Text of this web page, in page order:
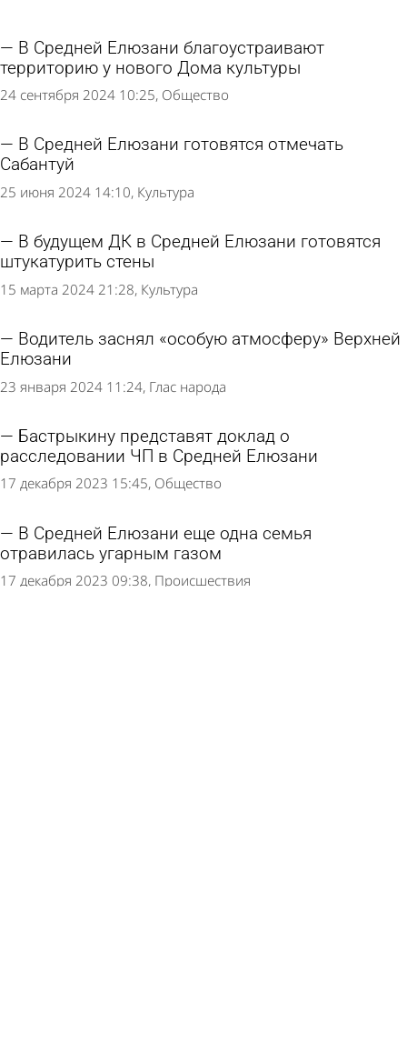
В Средней Елюзани благоустраивают
территорию у нового Дома культуры
24 сентября 2024 10:25 Общество
В Средней Елюзани готовятся отмечать
Сабантуй
25 июня 2024 14:10 Культура
В будущем ДК в Средней Елюзани готовятся
штукатурить стены
15 марта 2024 21:28 Культура
Водитель заснял «особую атмосферу» Верхней
Елюзани
23 января 2024 11:24 Глас народа
Бастрыкину представят доклад о
расследовании ЧП в Средней Елюзани
17 декабря 2023 15:45 Общество
В Средней Елюзани еще одна семья
отравилась угарным газом
17 декабря 2023 09:38 Происшествия